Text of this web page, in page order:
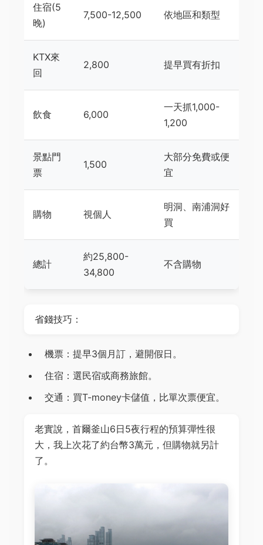
住宿(5
晚)
7,500-12,500 依地區和類型
KTX來
回
2,800 提早買有折扣
飲食 6,000
一天抓1,000-
1,200
景點門
票
1,500
大部分免費或便
宜
購物 視個人
明洞、南浦洞好
買
總計
約25,800-
34,800
不含購物
省錢技巧：
機票：提早3個月訂，避開假日。
住宿：選民宿或商務旅館。
交通：買T-money卡儲值，比單次票便宜。
老實說，首爾釜山6日5夜行程的預算彈性很
大，我上次花了約台幣3萬元，但購物就另計
了。